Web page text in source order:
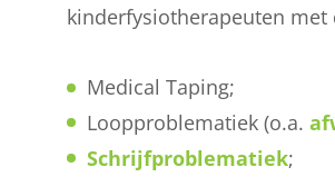
kinderfysiotherapeuten met
Medical Taping;
Loopproblematiek (o.a.
Schrijfproblematiek;